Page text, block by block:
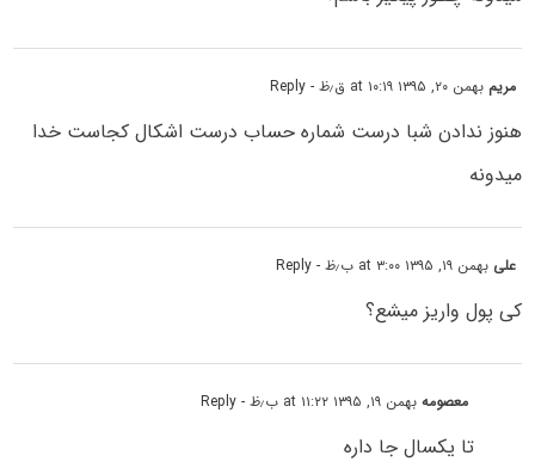
مریم بهمن ۲۰, ۱۳۹۵ at ۱۰:۱۹ ق٫ظ - Reply
هنوز ندادن شبا درست شماره حساب درست اشکال کجاست خدا
میدونه
علی بهمن ۱۹, ۱۳۹۵ at ۳:۰۰ ب٫ظ - Reply
کی پول واریز میشع؟
معصومهبهمن ۱۹, ۱۳۹۵ at ۱۱:۲۲ ب٫ظ - Reply
تا یکسال جا داره